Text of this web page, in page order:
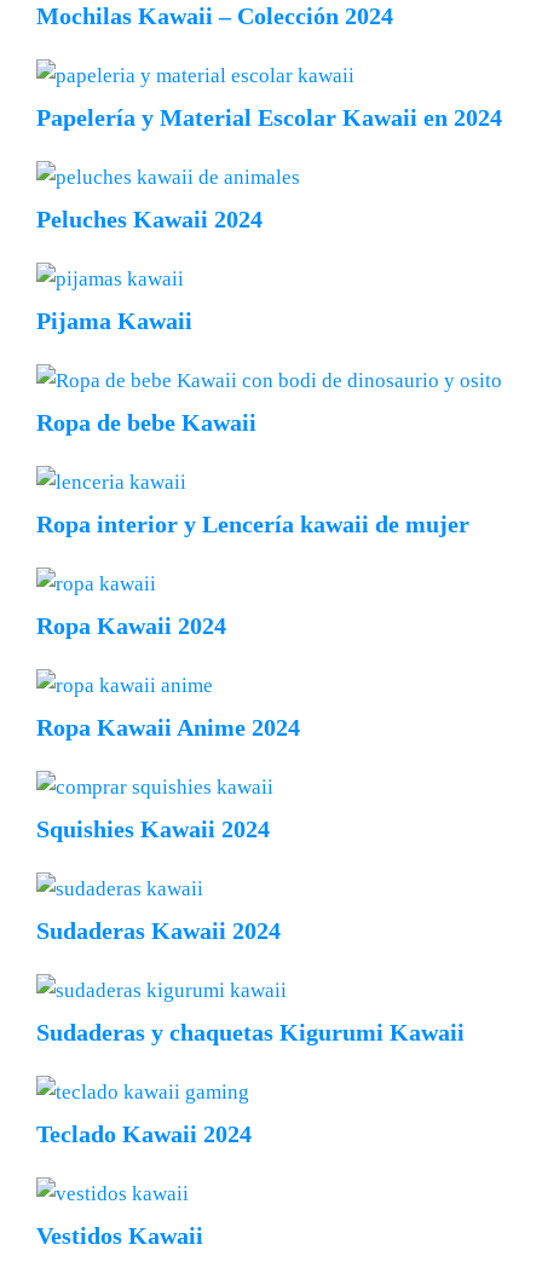
Mochilas Kawaii – Colección 2024
Papelería y Material Escolar Kawaii en 2024
Peluches Kawaii 2024
Pijama Kawaii
Ropa de bebe Kawaii
Ropa interior y Lencería kawaii de mujer
Ropa Kawaii 2024
Ropa Kawaii Anime 2024
Squishies Kawaii 2024
Sudaderas Kawaii 2024
Sudaderas y chaquetas Kigurumi Kawaii
Teclado Kawaii 2024
Vestidos Kawaii